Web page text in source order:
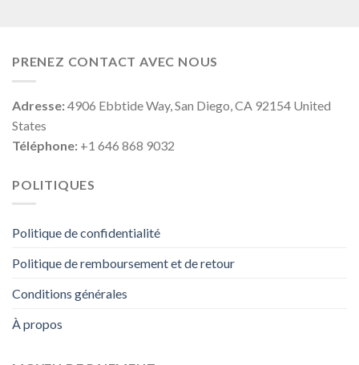
PRENEZ CONTACT AVEC NOUS
Adresse:4906 Ebbtide Way, San Diego, CA 92154 United
States
Téléphone: +1 646 868 9032
POLITIQUES
Politique de confidentialité
Politique de remboursement et de retour
Conditions générales
À propos